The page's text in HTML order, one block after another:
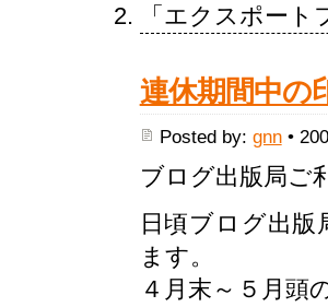
「エクスポー
連休期間中の
Posted by: gnn•
ブログ出版局ご
日頃ブログ出
ます。
４月末～５月頭